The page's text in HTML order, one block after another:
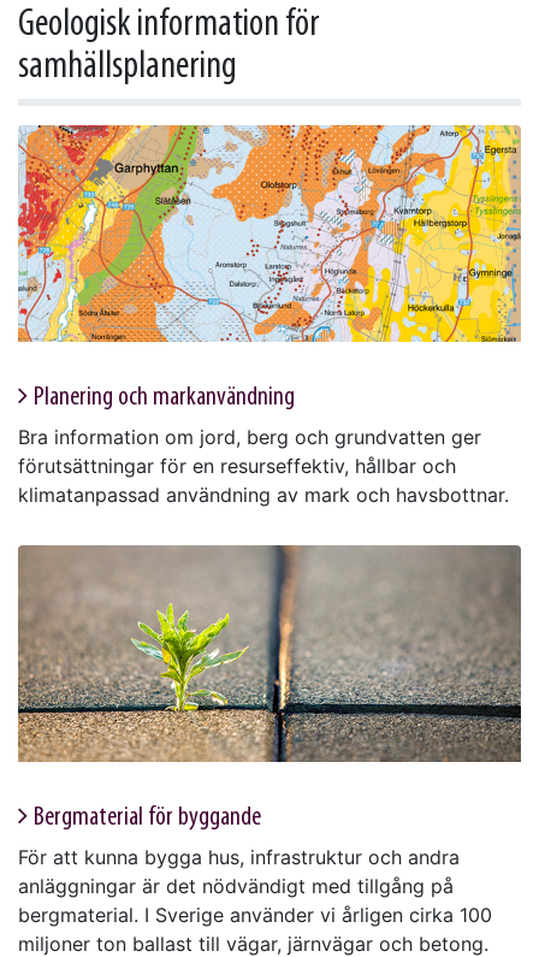
Geologisk information för
samhällsplanering
Planering och markanvändning
Bra information om jord, berg och grundvatten ger
förutsättningar för en resurseffektiv, hållbar och
klimatanpassad användning av mark och havsbottnar.
Bergmaterial för byggande
För att kunna bygga hus, infrastruktur och andra
anläggningar är det nödvändigt med tillgång på
bergmaterial. I Sverige använder vi årligen cirka 100
miljoner ton ballast till vägar, järnvägar och betong.